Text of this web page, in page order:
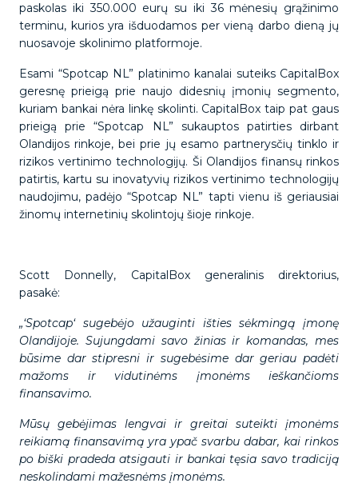
paskolas iki 350.000 eurų su iki 36 mėnesių grąžinimo
terminu, kurios yra išduodamos per vieną darbo dieną jų
nuosavoje skolinimo platformoje.
Esami “Spotcap NL” platinimo kanalai suteiks CapitalBox
geresnę prieigą prie naujo didesnių įmonių segmento,
kuriam bankai nėra linkę skolinti. CapitalBox taip pat gaus
prieigą prie “Spotcap NL” sukauptos patirties dirbant
Olandijos rinkoje, bei prie jų esamo partnerysčių tinklo ir
rizikos vertinimo technologijų. Ši Olandijos finansų rinkos
patirtis, kartu su inovatyvių rizikos vertinimo technologijų
naudojimu, padėjo “Spotcap NL” tapti vienu iš geriausiai
žinomų internetinių skolintojų šioje rinkoje.
Scott Donnelly, CapitalBox generalinis direktorius,
pasakė:
„‘Spotcap‘ sugebėjo užauginti išties sėkmingą įmonę
Olandijoje. Sujungdami savo žinias ir komandas, mes
būsime dar stipresni ir sugebėsime dar geriau padėti
mažoms ir vidutinėms įmonėms ieškančioms
finansavimo.
Mūsų gebėjimas lengvai ir greitai suteikti įmonėms
reikiamą finansavimą yra ypač svarbu dabar, kai rinkos
po biški pradeda atsigauti ir bankai tęsia savo tradiciją
neskolindami mažesnėms įmonėms.